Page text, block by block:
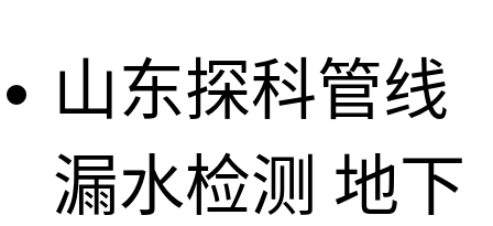
山东探科管线
漏水检测 地下